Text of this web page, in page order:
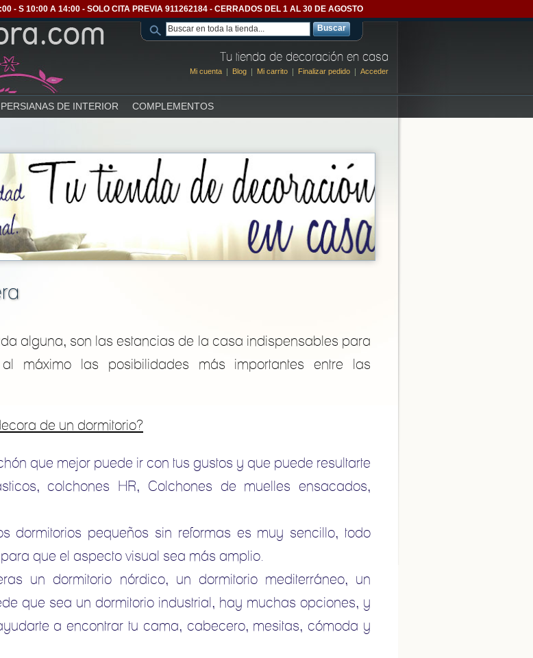
- S 10:00 A 14:00 - SOLO CITA PREVIA 911262184 - CERRADOS DEL 1 AL 30 DE AGOSTO
Buscar
Tu tienda de decoración en casa
Mi cuenta Blog Mi carrito Finalizar pedido Acceder
PERSIANAS DE INTERIOR COMPLEMENTOS
alguna, son las estancias de la casa indispensables para
máximo las posibilidades más importantes entre las
de un dormitorio?
que mejor puede ir con tus gustos y que puede resultarte
colchones HR, Colchones de muelles ensacados,
dormitorios pequeños sin reformas es muy sencillo, todo
que el aspecto visual sea más amplio.
un dormitorio nórdico, un dormitorio mediterráneo, un
que sea un dormitorio industrial, hay muchas opciones, y
a encontrar tu cama, cabecero, mesitas, cómoda y